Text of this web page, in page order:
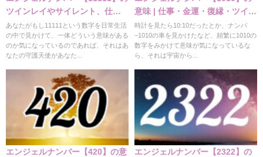
ツインレイやサイレント、仕
事、金運などの意味
あなたがもし11111という数字を日常生活
の中で見かけて、一体どういう意味がある
のか気になっているのであれば、それはあ
なたの守護天使があなた...
意味 | 仕事・金運・復縁・ツイン
レイ
時計を見たら10:10だったとか、ナンバ
−1010の車を見かけたなど、頻繁に1010の
数字をみかけて意味が気になっているな
ら、それは宇宙から...
エンジェルナンバー【420】の意
エンジェルナンバー【2322】の